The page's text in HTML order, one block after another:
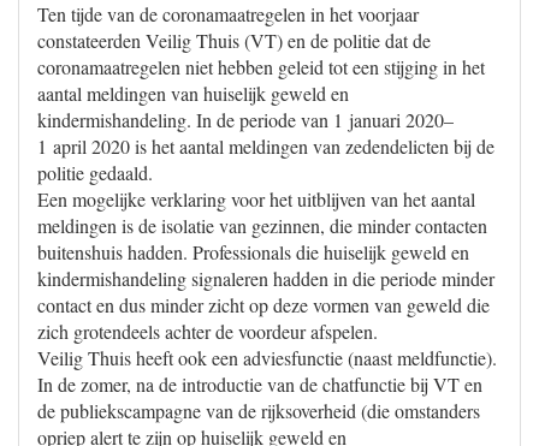
Ten tijde van de coronamaatregelen in het voorjaar
constateerden Veilig Thuis (VT) en de politie dat de
coronamaatregelen niet hebben geleid tot een stijging in het
aantal meldingen van huiselijk geweld en
kindermishandeling. In de periode van 1 januari 2020–
1 april 2020 is het aantal meldingen van zedendelicten bij de
politie gedaald.
Een mogelijke verklaring voor het uitblijven van het aantal
meldingen is de isolatie van gezinnen, die minder contacten
buitenshuis hadden. Professionals die huiselijk geweld en
kindermishandeling signaleren hadden in die periode minder
contact en dus minder zicht op deze vormen van geweld die
zich grotendeels achter de voordeur afspelen.
Veilig Thuis heeft ook een adviesfunctie (naast meldfunctie).
In de zomer, na de introductie van de chatfunctie bij VT en
de publiekscampagne van de rijksoverheid (die omstanders
opriep alert te zijn op huiselijk geweld en